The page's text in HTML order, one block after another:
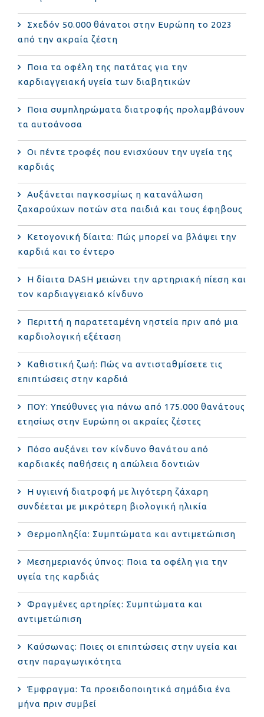
Σχεδόν 50.000 θάνατοι στην Ευρώπη το 2023
από την ακραία ζέστη
Ποια τα οφέλη της πατάτας για την
καρδιαγγειακή υγεία των διαβητικών
Ποια συμπληρώματα διατροφής προλαμβάνουν
τα αυτοάνοσα
Οι πέντε τροφές που ενισχύουν την υγεία της
καρδιάς
Αυξάνεται παγκοσμίως η κατανάλωση
ζαχαρούχων ποτών στα παιδιά και τους έφηβους
Κετογονική δίαιτα: Πώς μπορεί να βλάψει την
καρδιά και το έντερο
Η δίαιτα DASH μειώνει την αρτηριακή πίεση και
τον καρδιαγγειακό κίνδυνο
Περιττή η παρατεταμένη νηστεία πριν από μια
καρδιολογική εξέταση
Καθιστική ζωή: Πώς να αντισταθμίσετε τις
επιπτώσεις στην καρδιά
ΠΟΥ: Υπεύθυνες για πάνω από 175.000 θανάτους
ετησίως στην Ευρώπη οι ακραίες ζέστες
Πόσο αυξάνει τον κίνδυνο θανάτου από
καρδιακές παθήσεις η απώλεια δοντιών
Η υγιεινή διατροφή με λιγότερη ζάχαρη
συνδέεται με μικρότερη βιολογική ηλικία
Θερμοπληξία: Συμπτώματα και αντιμετώπιση
Μεσημεριανός ύπνος: Ποια τα οφέλη για την
υγεία της καρδιάς
Φραγμένες αρτηρίες: Συμπτώματα και
αντιμετώπιση
Καύσωνας: Ποιες οι επιπτώσεις στην υγεία και
στην παραγωγικότητα
Έμφραγμα: Τα προειδοποιητικά σημάδια ένα
μήνα πριν συμβεί